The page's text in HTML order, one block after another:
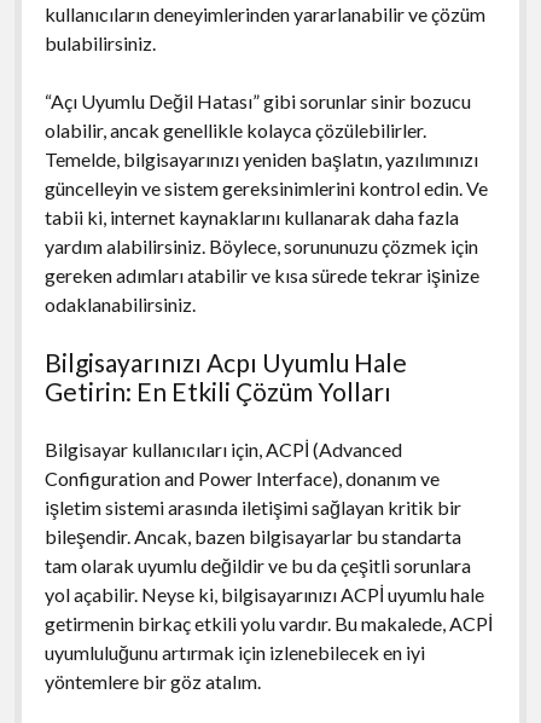
kullanıcıların deneyimlerinden yararlanabilir ve çözüm
bulabilirsiniz.
“Açı Uyumlu Değil Hatası” gibi sorunlar sinir bozucu
olabilir, ancak genellikle kolayca çözülebilirler.
Temelde, bilgisayarınızı yeniden başlatın, yazılımınızı
güncelleyin ve sistem gereksinimlerini kontrol edin. Ve
tabii ki, internet kaynaklarını kullanarak daha fazla
yardım alabilirsiniz. Böylece, sorununuzu çözmek için
gereken adımları atabilir ve kısa sürede tekrar işinize
odaklanabilirsiniz.
Bilgisayarınızı Acpı Uyumlu Hale
Getirin: En Etkili Çözüm Yolları
Bilgisayar kullanıcıları için, ACPİ (Advanced
Configuration and Power Interface), donanım ve
işletim sistemi arasında iletişimi sağlayan kritik bir
bileşendir. Ancak, bazen bilgisayarlar bu standarta
tam olarak uyumlu değildir ve bu da çeşitli sorunlara
yol açabilir. Neyse ki, bilgisayarınızı ACPİ uyumlu hale
getirmenin birkaç etkili yolu vardır. Bu makalede, ACPİ
uyumluluğunu artırmak için izlenebilecek en iyi
yöntemlere bir göz atalım.